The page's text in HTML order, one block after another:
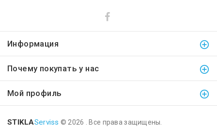
Информация
Почему покупать у нас
Мой профиль
STIKLAServiss © 2026 . Все права защищены.